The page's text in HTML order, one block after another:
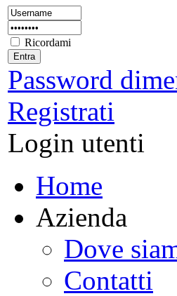
Ricordami
Password
Registrati
Login utenti
Home
Azienda
Dove
Contatti